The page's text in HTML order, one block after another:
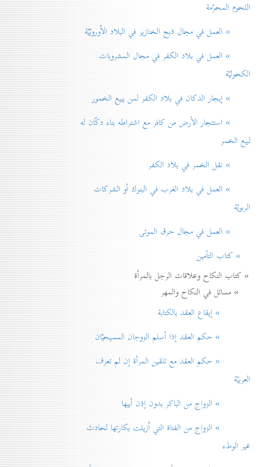
اللحوم المحرّمة
» العمل في مجال ذبح الخنازير في البلاد الاُوروبّيّة
» العمل في بلاد الكفر في مجال المشروبات
الكحوليّة
» إيجار الدكان في بلاد الكفر لمن يبيع الخمور
» استئجار الأرض من كافر مع اشتراطه بناء دكّان له
لبيع الخمر
» نقل الخمر في بلاد الكفر
» العمل في بلاد الغرب في البنوك أو الشركات
الربويّة
» العمل في مجال حرق الموتی
» كتاب التأمين
» كتاب النكاح وعلاقات الرجل بالمرأة
» مسائل في النكاح والمهر
» إيقاع العقد بالكتابة
» حكم العقد إذا أسلم الزوجان المسيحيّان
» حكم العقد مع تلقين المرأة إن لم تعرف
العربيّة
» الزواج من الباكر بدون إذن أبيها
» الزواج من الفتاة التي اُزيلت بكارتها لحادث
غير الوطء